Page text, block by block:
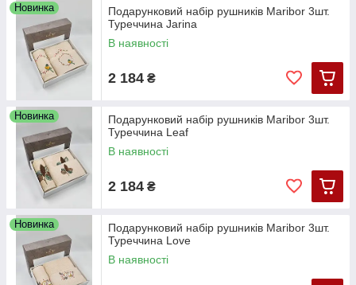
Новинка
Подарунковий набір рушників Maribor 3шт.
Туреччина Jarina
В наявності
2 184 ₴
Новинка
Подарунковий набір рушників Maribor 3шт.
Туреччина Leaf
В наявності
2 184 ₴
Новинка
Подарунковий набір рушників Maribor 3шт.
Туреччина Love
В наявності